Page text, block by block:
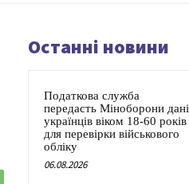
Останні новини
Податкова служба
передасть Міноборони дані
українців віком 18-60 років
для перевірки військового
обліку
06.08.2026